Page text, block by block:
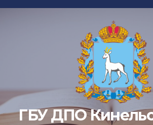
Перейти
ГБУ ДПО